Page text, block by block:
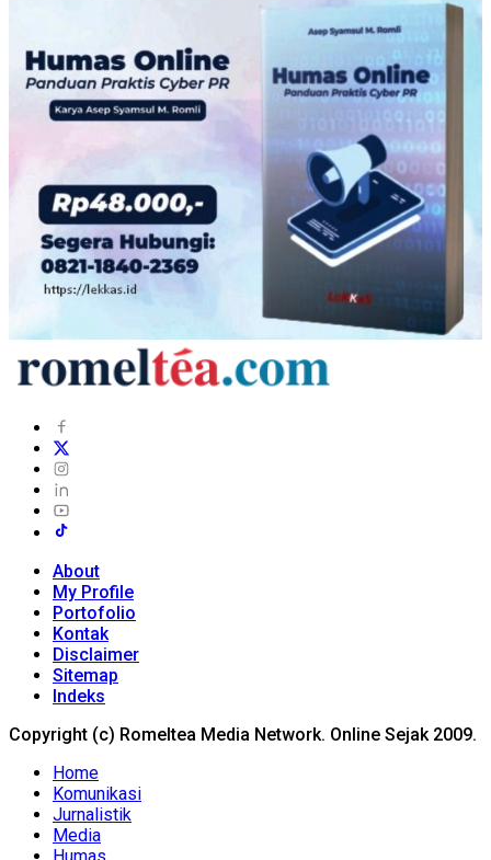
About
My Profile
Portofolio
Kontak
Disclaimer
Sitemap
Indeks
Copyright (c) Romeltea Media Network. Online Sejak 2009.
Home
Komunikasi
Jurnalistik
Media
Humas